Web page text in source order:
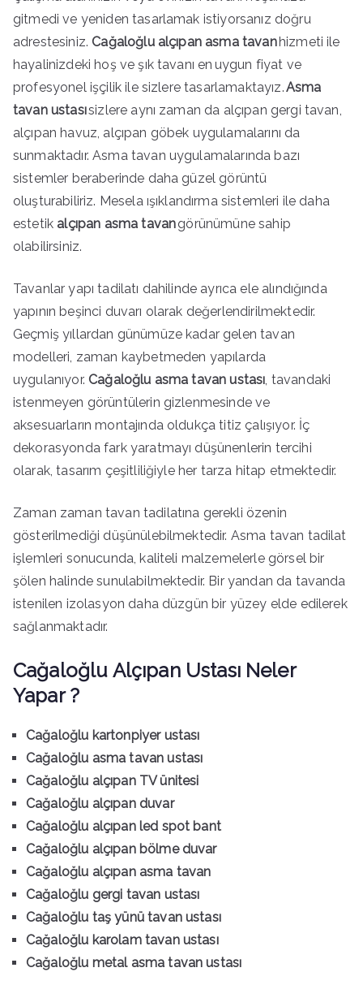
gitmedi ve yeniden tasarlamak istiyorsanız doğru
adrestesiniz. Cağaloğlu alçıpan asma tavanhizmeti ile
hayalinizdeki hoş ve şık tavanı en uygun fiyat ve
profesyonel işçilik ile sizlere tasarlamaktayız.Asma
tavan ustasısizlere aynı zaman da alçıpan gergi tavan,
alçıpan havuz, alçıpan göbek uygulamalarını da
sunmaktadır. Asma tavan uygulamalarında bazı
sistemler beraberinde daha güzel görüntü
oluşturabiliriz. Mesela ışıklandırma sistemleri ile daha
estetik alçıpan asma tavangörünümüne sahip
olabilirsiniz.
Tavanlar yapı tadilatı dahilinde ayrıca ele alındığında
yapının beşinci duvarı olarak değerlendirilmektedir.
Geçmiş yıllardan günümüze kadar gelen tavan
modelleri, zaman kaybetmeden yapılarda
uygulanıyor. Cağaloğlu asma tavan ustası, tavandaki
istenmeyen görüntülerin gizlenmesinde ve
aksesuarların montajında oldukça titiz çalışıyor. İç
dekorasyonda fark yaratmayı düşünenlerin tercihi
olarak, tasarım çeşitliliğiyle her tarza hitap etmektedir.
Zaman zaman tavan tadilatına gerekli özenin
gösterilmediği düşünülebilmektedir. Asma tavan tadilat
işlemleri sonucunda, kaliteli malzemelerle görsel bir
şölen halinde sunulabilmektedir. Bir yandan da tavanda
istenilen izolasyon daha düzgün bir yüzey elde edilerek
sağlanmaktadır.
Cağaloğlu Alçıpan Ustası Neler
Yapar ?
Cağaloğlu kartonpiyer ustası
Cağaloğlu asma tavan ustası
Cağaloğlu alçıpan TV ünitesi
Cağaloğlu alçıpan duvar
Cağaloğlu alçıpan led spot bant
Cağaloğlu alçıpan bölme duvar
Cağaloğlu alçıpan asma tavan
Cağaloğlu gergi tavan ustası
Cağaloğlu taş yünü tavan ustası
Cağaloğlu karolam tavan ustası
Cağaloğlu metal asma tavan ustası